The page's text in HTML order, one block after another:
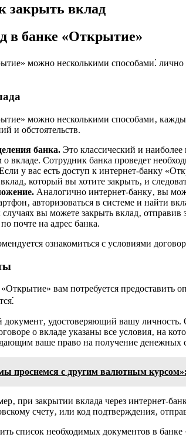
закрыть вклад
в банке «Открытие»
можно несколькими способами⁚
можно несколькими способами‚
и обстоятельств.
банка. Это классический и
вкладе. Сотрудник банка проведет
у вас есть доступ к интернет-банку
который вы хотите закрыть‚ и
Аналогично интернет-банку‚ вы
авторизоваться в системе и найти
вы можете закрыть вклад‚ отправив
почте на адрес банка.
ознакомиться с условиями
вам потребуется
документ‚ удостоверяющий вашу
о вкладе указаны все условия‚ на
ваше право на получение денежных
проснемся с другим валютным курсом»:
при закрытии вклада через интернет-
счету‚ или код подтверждения‚
список необходимых документов в